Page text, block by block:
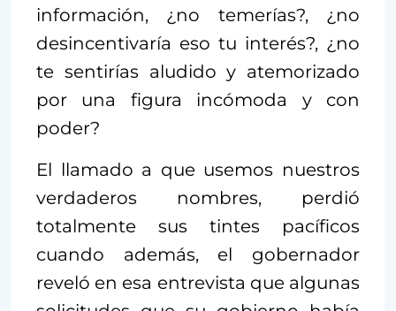
información, ¿no temerías?, ¿no
desincentivaría eso tu interés?, ¿no
te sentirías aludido y atemorizado
por una figura incómoda y con
poder?
El llamado a que usemos nuestros
verdaderos nombres, perdió
totalmente sus tintes pacíficos
cuando además, el gobernador
reveló en esa entrevista que algunas